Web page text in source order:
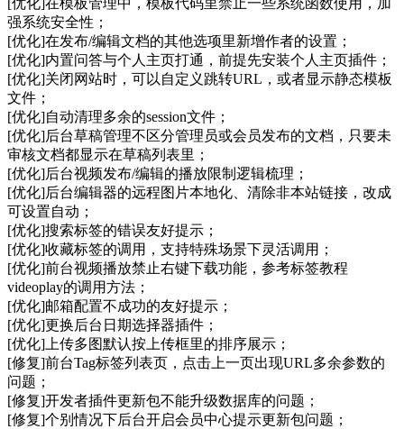
强系统安全性；
[优化]在发布/编辑文档的其他选项里新增作者的设置；
[优化]内置问答与个人主页打通，前提先安装个人主页插件；
[优化]关闭网站时，可以自定义跳转URL，或者显示静态模板
文件；
[优化]自动清理多余的session文件；
[优化]后台草稿管理不区分管理员或会员发布的文档，只要未
审核文档都显示在草稿列表里；
[优化]后台视频发布/编辑的播放限制逻辑梳理；
[优化]后台编辑器的远程图片本地化、清除非本站链接，改成
可设置自动；
[优化]搜索标签的错误友好提示；
[优化]收藏标签的调用，支持特殊场景下灵活调用；
[优化]前台视频播放禁止右键下载功能，参考标签教程
videoplay的调用方法；
[优化]邮箱配置不成功的友好提示；
[优化]更换后台日期选择器插件；
[优化]上传多图默认按上传框里的排序展示；
[修复]前台Tag标签列表页，点击上一页出现URL多余参数的
问题；
[修复]开发者插件更新包不能升级数据库的问题；
[修复]个别情况下后台开启会员中心提示更新包问题；